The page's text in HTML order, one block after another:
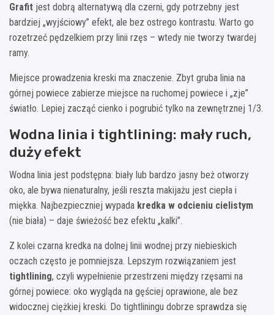
Grafit jest dobrą alternatywą dla czerni, gdy potrzebny jest
bardziej „wyjściowy” efekt, ale bez ostrego kontrastu. Warto go
rozetrzeć pędzelkiem przy linii rzęs – wtedy nie tworzy twardej
ramy.
Miejsce prowadzenia kreski ma znaczenie. Zbyt gruba linia na
górnej powiece zabierze miejsce na ruchomej powiece i „zje”
światło. Lepiej zacząć cienko i pogrubić tylko na zewnętrznej 1/3.
Wodna linia i tightlining: mały ruch,
duży efekt
Wodna linia jest podstępna: biały lub bardzo jasny beż otworzy
oko, ale bywa nienaturalny, jeśli reszta makijażu jest ciepła i
miękka. Najbezpieczniej wypada kredka w odcieniu cielistym
(nie biała) – daje świeżość bez efektu „kalki”.
Z kolei czarna kredka na dolnej linii wodnej przy niebieskich
oczach często je pomniejsza. Lepszym rozwiązaniem jest
tightlining, czyli wypełnienie przestrzeni między rzęsami na
górnej powiece: oko wygląda na gęściej oprawione, ale bez
widocznej ciężkiej kreski. Do tightliningu dobrze sprawdza się